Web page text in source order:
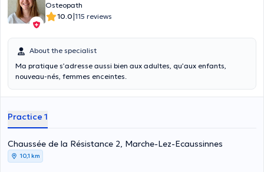
Osteopath
10.0|115 reviews
About the specialist
Ma pratique s’adresse aussi bien aux adultes, qu’aux enfants,
nouveau-nés, femmes enceintes.
Practice 1
Chaussée de la Résistance 2, Marche-Lez-Ecaussinnes
10,1 km